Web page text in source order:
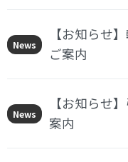
News
【お知らせ
ご案内
News
【お知らせ
案内